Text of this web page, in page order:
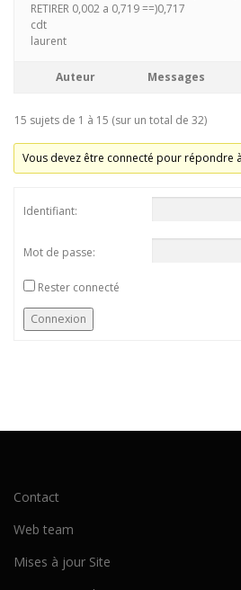
RETIRER 0,002 a 0,719 ==)0,717
cdt
laurent
Auteur Messages
15 sujets de 1 à 15 (sur un total de 32)
Vous devez être connecté pour répondre
Identifiant:
Mot de passe:
Rester connecté
Connexion
Contact
Web team
Mises à jour Site